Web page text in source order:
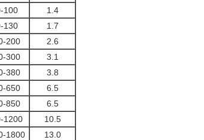
100
1.4
130
1.7
200
2.6
300
3.1
380
3.8
650
6.5
850
6.5
1200
10.5
1800
13.0